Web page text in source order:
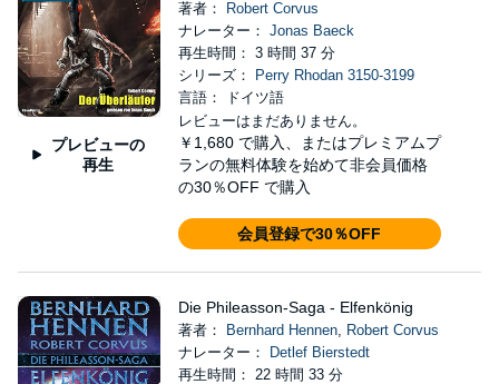
プレビューの
再生
著者：
Robert Corvus
ナレーター： Jonas Baeck
再生時間： 3 時間 37 分
シリーズ：
Perry Rhodan 3150-3199
言語： ドイツ語
レビューはまだありません。
￥1,680 で購入、またはプレミアムプ
ランの無料体験を始めて非会員価格
の30％OFF で購入
会員登録で30％OFF
Die Phileasson-Saga - Elfenkönig
著者： Bernhard Hennen, Robert Corvus
ナレーター：
Detlef Bierstedt
再生時間： 22 時間 33 分